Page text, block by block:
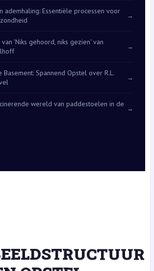
ademhaling: Essentiële processen voor
→
'Niks gehoord, niks gezien' van
→
Basement: Spannend Opstel over R.L.
→
wereld van paddestoelen in de
→